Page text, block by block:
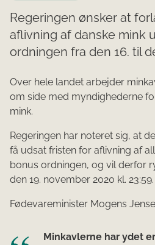
Regeringen ønsker at
aflivning af danske mink
ordningen fra den 16. til
Over hele landet arbejder
om side med myndighederne
mink.
Regeringen har noteret sig, at
få udsat fristen for aflivning af
bonus ordningen, og vil derfor
den 19. november 2020 kl. 23:59.
Fødevareminister Mogens
Minkavlerne har ydet